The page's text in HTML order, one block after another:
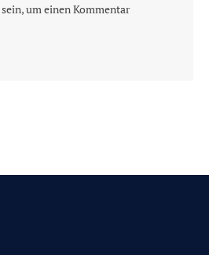
sein, um einen Kommentar